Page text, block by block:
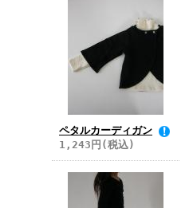
ペタルカーディガン
1,243円(税込)